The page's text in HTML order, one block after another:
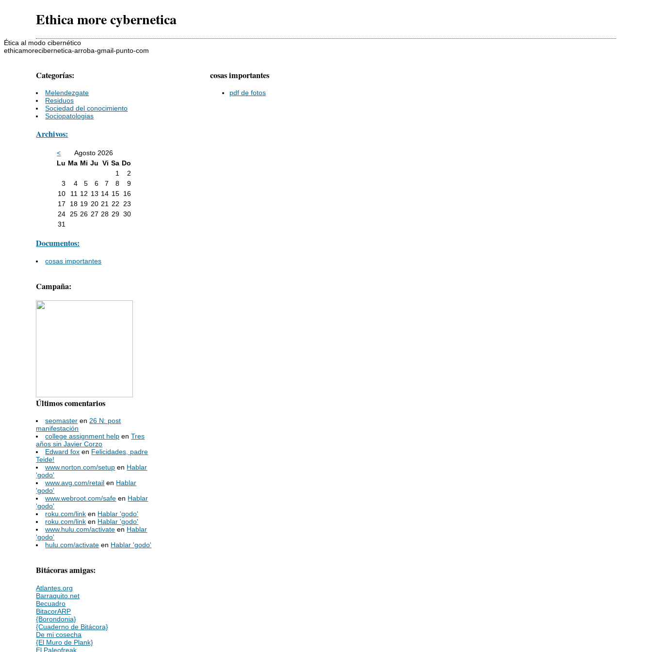
Ethica more cybernetica
Ética al modo cibernético
ethicamorecibernetica-arroba-gmail-punto-com
Categorías:
Melendezgate
Residuos
Sociedad del conocimiento
Sociopatologias
Archivos:
<
Agosto 2026
Lu Ma Mi Ju Vi Sa Do
1
2
3
4 5 6 7 8
9
10
11 12 13 14 15 16
17
18 19 20 21 22
23
24
25 26 27 28 29 30
31
Documentos:
cosas importantes
Campaña:
Últimos comentarios
seomaster en 26 N: post
manifestación
college assignment help enTres
años sin Javier Corzo
Edward fox en Felicidades, padre
Teide!
www.norton.com/setup en Hablar
'godo'
www.avg.com/retail en Hablar
'godo'
www.webroot.com/safe en Hablar
'godo'
roku.com/link en Hablar 'godo'
roku.com/link en Hablar 'godo'
www.hulu.com/activate en Hablar
'godo'
hulu.com/activate en Hablar 'godo'
Bitácoras amigas:
Atlantes.org
Barraquito.net
Becuadro
BitacorARP
{Borondonia}
{Cuaderno de Bitácora}
De mi cosecha
{El Muro de Plank}
El Paleofreak
cosas importantes
pdf de fotos